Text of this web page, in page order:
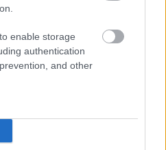
enable storage
authentication
and other
ellenzéknek kedvez...Vagy a
ezzel korlátlan felületet
lányai és fiai számára a